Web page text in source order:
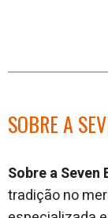
SOBRE A
Sobre a Seven
tradição no